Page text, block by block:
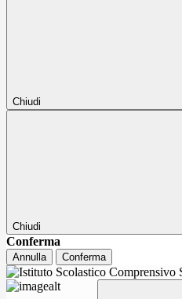
Chiudi
Chiudi
Conferma
Annulla Conferma